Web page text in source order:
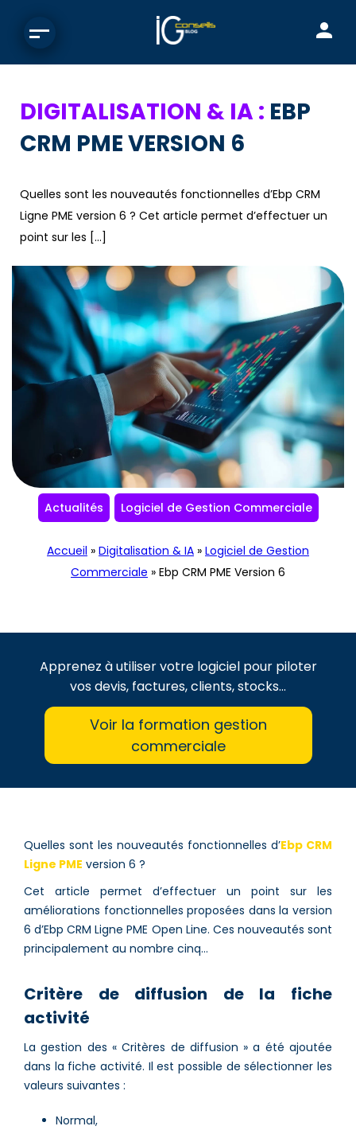
DIGITALISATION & IA : EBP
CRM PME VERSION 6
Quelles sont les nouveautés fonctionnelles d’Ebp CRM
Ligne PME version 6 ? Cet article permet d’effectuer un
point sur les […]
Actualités Logiciel de Gestion Commerciale
Accueil » Digitalisation & IA » Logiciel de Gestion
Commerciale » Ebp CRM PME Version 6
Apprenez à utiliser votre logiciel pour piloter
vos devis, factures, clients, stocks…
Voir la formation gestion
commerciale
Quelles sont les nouveautés fonctionnelles d’Ebp CRM
Ligne PME version 6 ?
Cet article permet d’effectuer un point sur les
améliorations fonctionnelles proposées dans la version
6 d’Ebp CRM Ligne PME Open Line. Ces nouveautés sont
principalement au nombre cinq…
Critère de diffusion de la fiche
activité
La gestion des « Critères de diffusion » a été ajoutée
dans la fiche activité. Il est possible de sélectionner les
valeurs suivantes :
Normal,